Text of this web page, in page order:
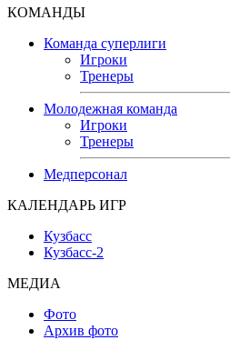
КОМАНДЫ
Команда суперлиги
Игроки
Тренеры
Молодежная команда
Игроки
Тренеры
Медперсонал
КАЛЕНДАРЬ ИГР
Кузбасс
Кузбасс-2
МЕДИА
Фото
Архив фото